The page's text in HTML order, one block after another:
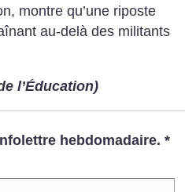
montre qu’une riposte
au-delà des militants
l’Éducation)
hebdomadaire. *